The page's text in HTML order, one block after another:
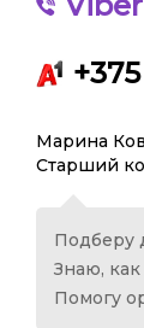
Марина
Старший
Подберу
Знаю, как
Помогу